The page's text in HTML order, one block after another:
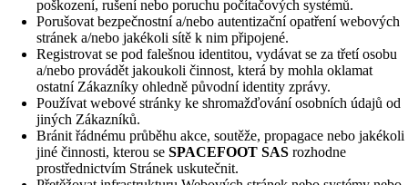
poškození, rušení nebo poruchu počítačových systémů.
Porušovat bezpečnostní a/nebo autentizační opatření webových
stránek a/nebo jakékoli sítě k nim připojené.
Registrovat se pod falešnou identitou, vydávat se za třetí osobu
a/nebo provádět jakoukoli činnost, která by mohla oklamat
ostatní Zákazníky ohledně původní identity zprávy.
Používat webové stránky ke shromažďování osobních údajů od
jiných Zákazníků.
Bránit řádnému průběhu akce, soutěže, propagace nebo jakékoli
jiné činnosti, kterou se SPACEFOOT SAS rozhodne
prostřednictvím Stránek uskutečnit.